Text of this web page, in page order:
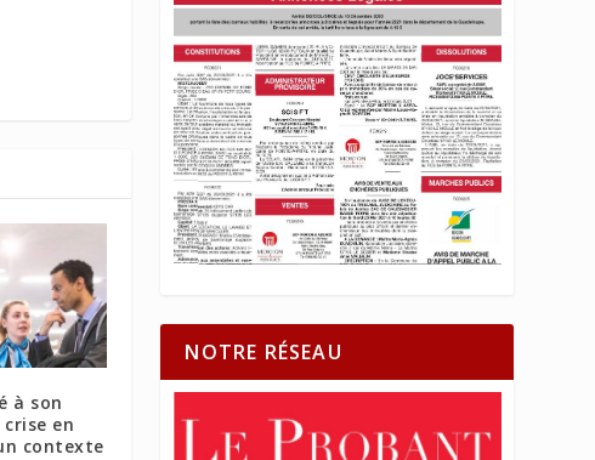
à son
en
contexte
NOTRE RÉSEAU